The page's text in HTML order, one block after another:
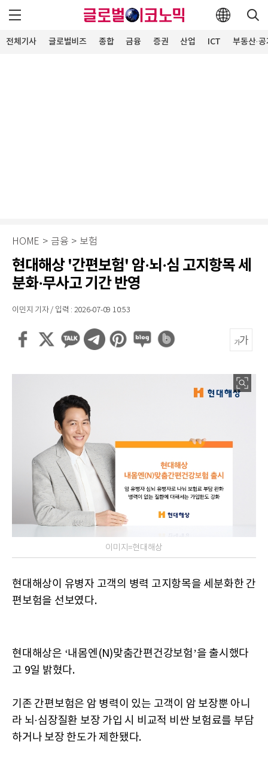
전체기사 글로벌비즈 종합 금융 증권 산업 ICT 부동산·
HOME > 금융 > 보험
현대해상 '간편보험' 암·뇌·심 고지항목 세
분화·무사고 기간 반영
이민지 기자 / 입력 : 2026-07-09 10:53
이미지=현대해상
현대해상이 유병자 고객의 병력 고지항목을 세분화한 간
편보험을 선보였다.
현대해상은 ‘내몸엔(N)맞춤간편건강보험’을 출시했다
고 9일 밝혔다.
기존 간편보험은 암 병력이 있는 고객이 암 보장뿐 아니
라 뇌·심장질환 보장 가입 시 비교적 비싼 보험료를 부담
하거나 보장 한도가 제한됐다.